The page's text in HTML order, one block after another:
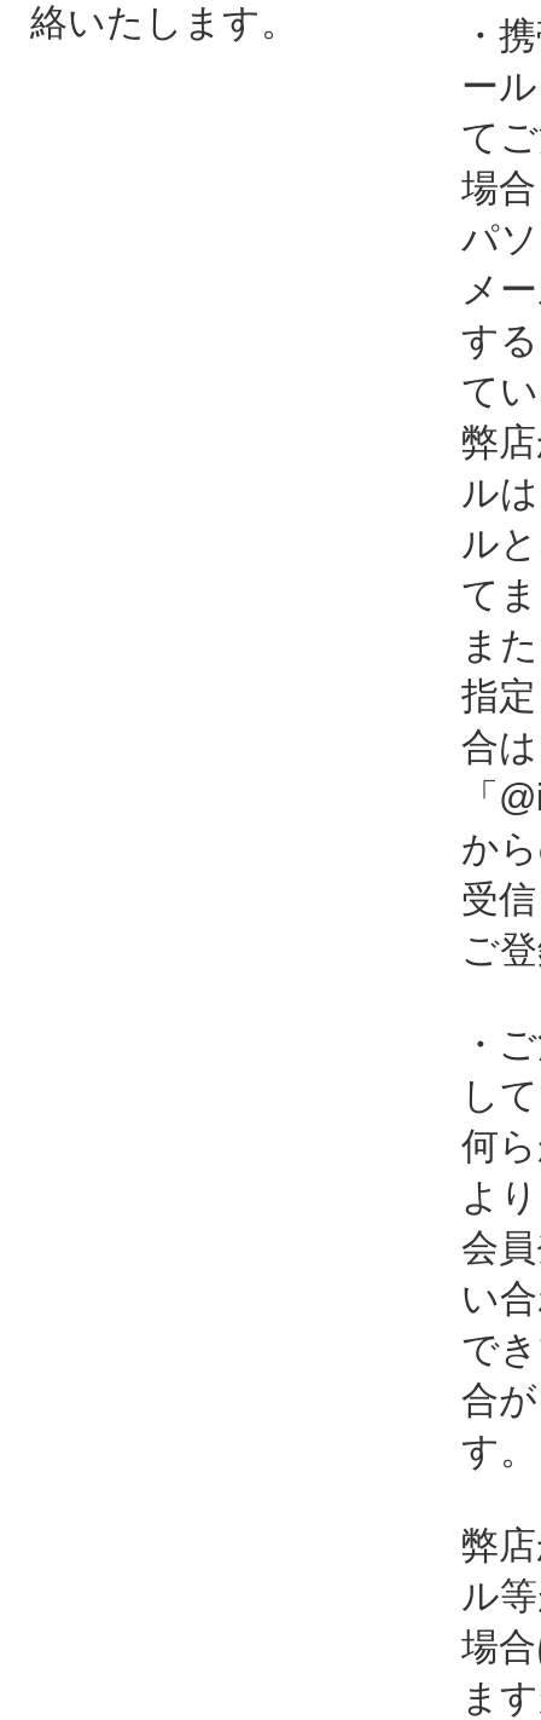
絡いたします。
・
ー
て
場合
パ
メ
す
て
弊
ル
ル
て
ま
指
合
「
か
受
ご
・
し
何
よ
会
い
で
合
す。
弊
ル
場
ま